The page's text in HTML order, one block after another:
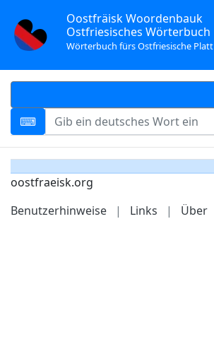
Oostfräisk Woordenbauk
Ostfriesisches Wörterbuch
Wörterbuch fürs Ostfriesische Platt
oostfraeisk.org
Benutzerhinweise
| Links | Über